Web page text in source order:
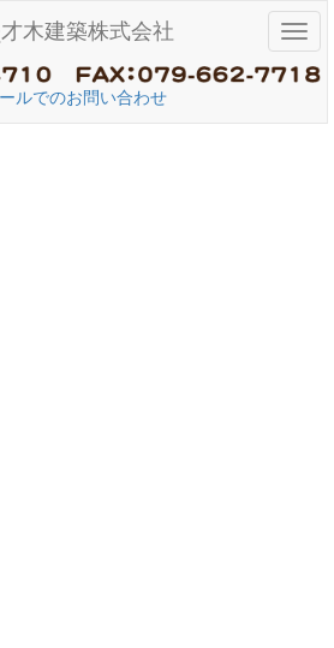
メ
ニ
ュ
才木建築株式会社